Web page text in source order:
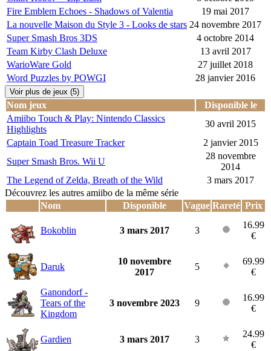
Fire Emblem Echoes - Shadows of Valentia
19 mai 2017
La nouvelle Maison du Style 3 - Looks de stars 24 novembre 2017
Super Smash Bros 3DS
4 octobre 2014
Team Kirby Clash Deluxe
13 avril 2017
WarioWare Gold
27 juillet 2018
Word Puzzles by POWGI
28 janvier 2016
Voir plus de jeux (5)
Nom jeux
Disponible le
Amiibo Touch & Play: Nintendo Classics
Highlights
30 avril 2015
Captain Toad Treasure Tracker
2 janvier 2015
Super Smash Bros. Wii U
28 novembre
2014
The Legend of Zelda, Breath of the Wild
3 mars 2017
Découvrez les autres amiibo de la même série
Nom
Disponible Vague Rareté Prix
Bokoblin 3 mars 2017 3
16.99
€
Daruk
10 novembre
2017
5
69.99
€
Ganondorf -
Tears of the
Kingdom
3 novembre 2023 9
16.99
€
Gardien 3 mars 2017 3
24.99
€